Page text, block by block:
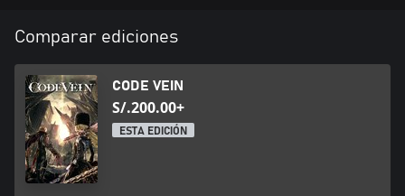
Comparar ediciones
CODE VEIN
S/.200.00+
ESTA EDICIÓN